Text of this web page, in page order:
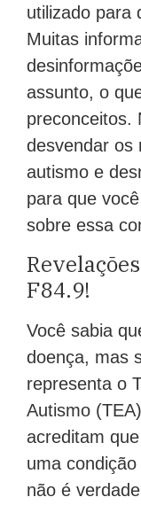
utilizado para
Muitas
assunto, o
preconceitos.
desvendar os
autismo e
para que
sobre essa
F84.9!
Você sabia
doença, mas
representa o
Autismo
acreditam
uma
não é